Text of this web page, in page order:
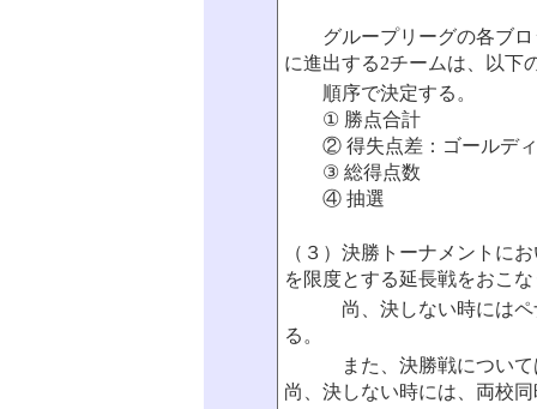
グループリーグの各ブロ
に進出する2チームは、以下
順序で決定する。
① 勝点合計
② 得失点差：ゴールディ
③ 総得点数
④ 抽選
（３）決勝トーナメントに
を限度とする延長戦をおこ
尚、決しない時にはペナ
る。
また、決勝戦については
尚、決しない時には、両校